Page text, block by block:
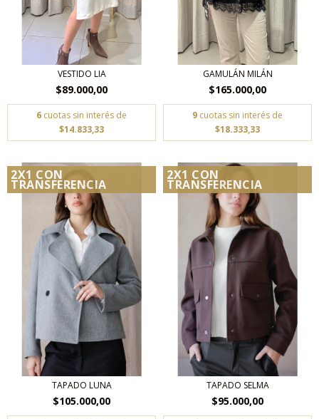
VESTIDO LIA
$89.000,00
6 cuotas sin interés de
$14.833,33
GAMULÁN MILÁN
$165.000,00
9 cuotas sin interés de
$18.333,33
2X1 CON
TRANSFERENCIA
TAPADO LUNA
$105.000,00
2X1 CON
TRANSFERENCIA
TAPADO SELMA
$95.000,00